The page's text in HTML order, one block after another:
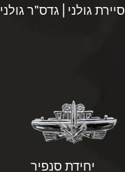
סיירת גולני | גדס"ר גולני
יחידת סנפיר